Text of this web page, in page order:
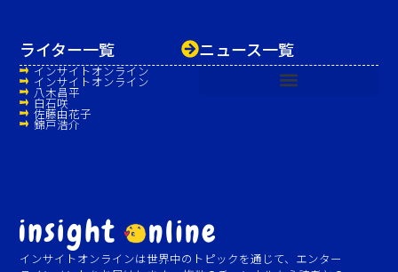
インサイトオンラインは世界中のトピックを通じて、エンター
ニュース一覧
ライター一覧
インサイトオンライン
インサイトオンライン
八木昌平
白石咲
佐藤由花子
錦戸浩介